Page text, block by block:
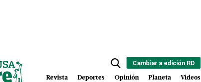
Cambiar a edición RD
Revista Deportes Opinión Planeta Videos